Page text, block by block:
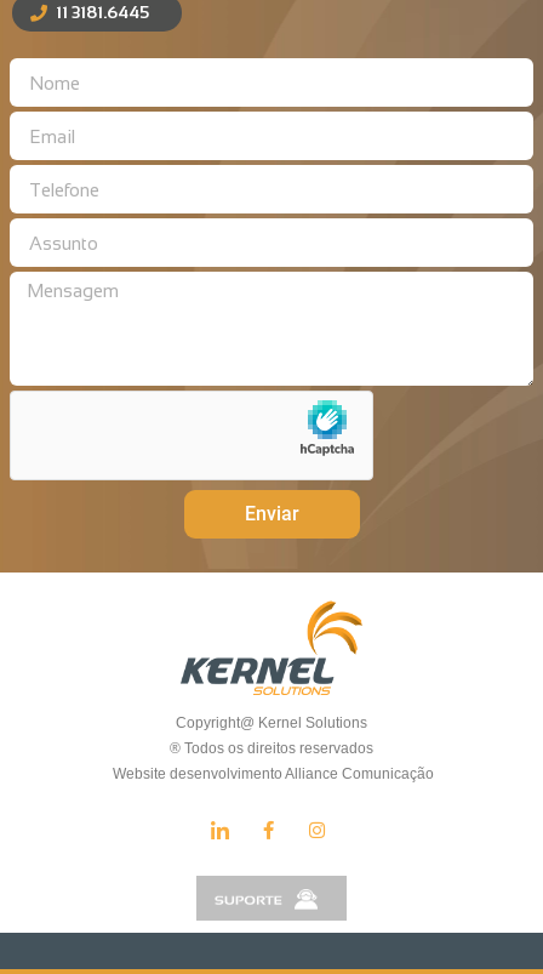
11 3181.6445
Enviar
Copyright@ Kernel Solutions
® Todos os direitos reservados
Website desenvolvimento Alliance Comunicação